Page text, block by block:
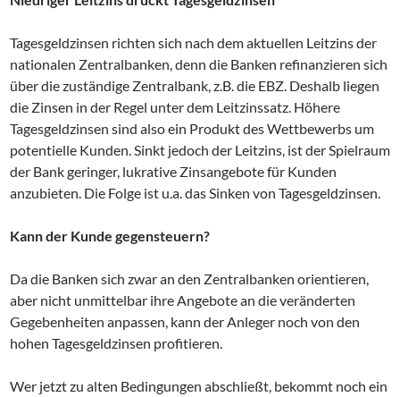
Tagesgeldzinsen richten sich nach dem aktuellen Leitzins der
nationalen Zentralbanken, denn die Banken refinanzieren sich
über die zuständige Zentralbank, z.B. die EBZ. Deshalb liegen
die Zinsen in der Regel unter dem Leitzinssatz. Höhere
Tagesgeldzinsen sind also ein Produkt des Wettbewerbs um
potentielle Kunden. Sinkt jedoch der Leitzins, ist der Spielraum
der Bank geringer, lukrative Zinsangebote für Kunden
anzubieten. Die Folge ist u.a. das Sinken von Tagesgeldzinsen.
Kann der Kunde gegensteuern?
Da die Banken sich zwar an den Zentralbanken orientieren,
aber nicht unmittelbar ihre Angebote an die veränderten
Gegebenheiten anpassen, kann der Anleger noch von den
hohen Tagesgeldzinsen profitieren.
Wer jetzt zu alten Bedingungen abschließt, bekommt noch ein